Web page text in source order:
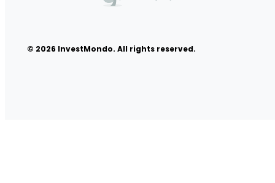
© 2026 InvestMondo. All rights reserved.